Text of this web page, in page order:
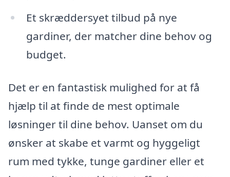
Et skræddersyet tilbud på nye
gardiner, der matcher dine behov og
budget.
Det er en fantastisk mulighed for at få
hjælp til at finde de mest optimale
løsninger til dine behov. Uanset om du
ønsker at skabe et varmt og hyggeligt
rum med tykke, tunge gardiner eller et